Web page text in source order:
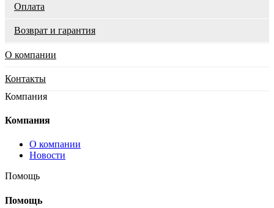
Оплата
Возврат и гарантия
О компании
Контакты
Компания
Компания
О компании
Новости
Помощь
Помощь